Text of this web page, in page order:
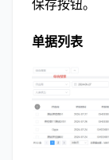
保存按钮。
单据列表